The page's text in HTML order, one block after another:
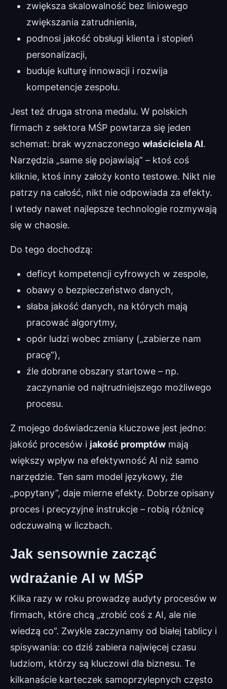
zwiększa skalowalność bez liniowego
zwiększania zatrudnienia,
podnosi jakość obsługi klienta i stopień
personalizacji,
buduje kulturę innowacji i rozwija
kompetencje zespołu.
Jest też druga strona medalu. W polskich
firmach z sektora MŚP powtarza się jeden
schemat: brak wyznaczonego właściciela AI.
Narzędzia „same się pojawiają” – ktoś coś
kliknie, ktoś inny założy konto testowe. Nikt nie
patrzy na całość, nikt nie odpowiada za efekty.
I wtedy nawet najlepsze technologie rozmywają
się w chaosie.
Do tego dochodzą:
deficyt kompetencji cyfrowych w zespole,
obawy o bezpieczeństwo danych,
słaba jakość danych, na których mają
pracować algorytmy,
opór ludzi wobec zmiany („zabierze nam
pracę”),
źle dobrane obszary startowe – np.
zaczynanie od najtrudniejszego możliwego
procesu.
Z mojego doświadczenia kluczowe jest jedno:
jakość procesów i jakość promptów mają
większy wpływ na efektywność AI niż samo
narzędzie. Ten sam model językowy, źle
„popytany”, daje mierne efekty. Dobrze opisany
proces i precyzyjne instrukcje – robią różnicę
odczuwalną w liczbach.
Jak sensownie zacząć
wdrażanie AI w MŚP
Kilka razy w roku prowadzę audyty procesów w
firmach, które chcą „zrobić coś z AI, ale nie
wiedzą co”. Zwykle zaczynamy od białej tablicy i
spisywania: co dziś zabiera najwięcej czasu
ludziom, którzy są kluczowi dla biznesu. Te
kilkanaście karteczek samoprzylepnych często